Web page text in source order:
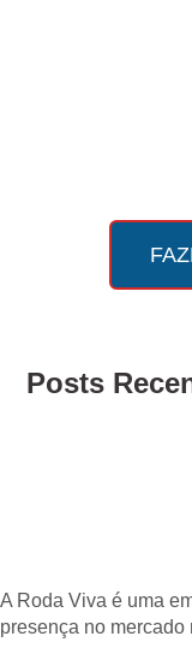
Posts
A Roda Viva é uma
presença no